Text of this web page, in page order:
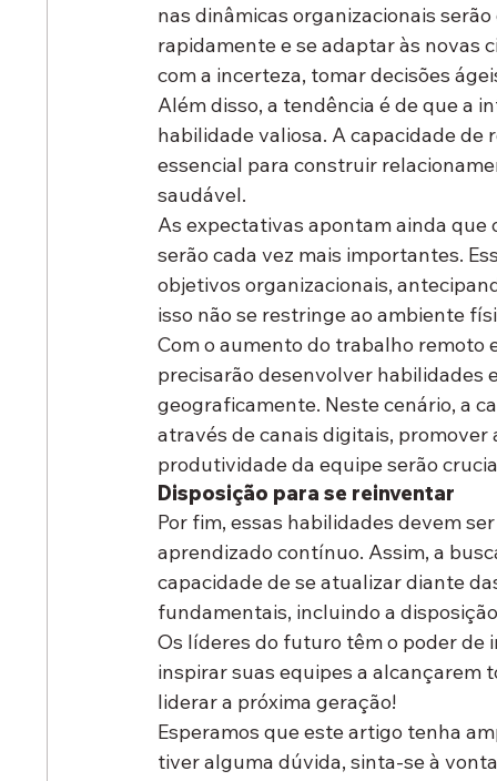
nas dinâmicas organizacionais
rapidamente e se adaptar às novas
com a incerteza, tomar decisões
Além disso, a tendência é de que a
habilidade valiosa. A capacidade de
essencial para construir
saudável.
As expectativas apontam ainda que
serão cada vez mais importantes.
objetivos organizacionais,
isso não se restringe ao ambiente
Com o aumento do trabalho remoto
precisarão desenvolver habilidades
geograficamente. Neste cenário, a
através de canais digitais,
produtividade da equipe serão
Disposição para se reinventar
Por fim, essas habilidades devem
aprendizado contínuo. Assim, a
capacidade de se atualizar diante
fundamentais, incluindo a
Os líderes do futuro têm o poder de
inspirar suas equipes a alcançarem
liderar a próxima geração!
Esperamos que este artigo tenha
tiver alguma dúvida, sinta-se à